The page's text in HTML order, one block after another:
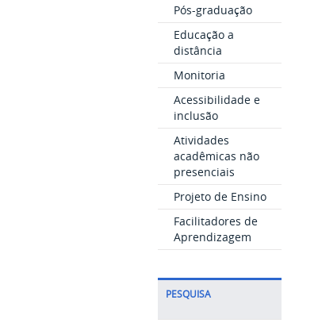
Pós-graduação
Educação a
distância
Monitoria
Acessibilidade e
inclusão
Atividades
acadêmicas não
presenciais
Projeto de Ensino
Facilitadores de
Aprendizagem
PESQUISA